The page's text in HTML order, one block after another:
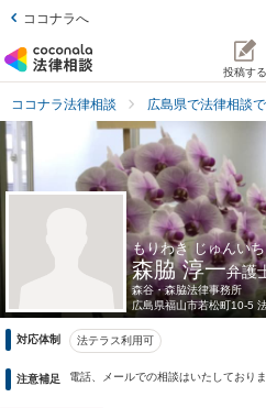
ココナラへ
投稿する
ココナラ法律相談 広島県で法律相談
もりわき じゅんいち
森脇 淳一弁護
森谷・森脇法律事務所
広島県福山市若松町10-5
対応体制 法テラス利用可
注意補足 電話、メールでの相談はいたしておりま